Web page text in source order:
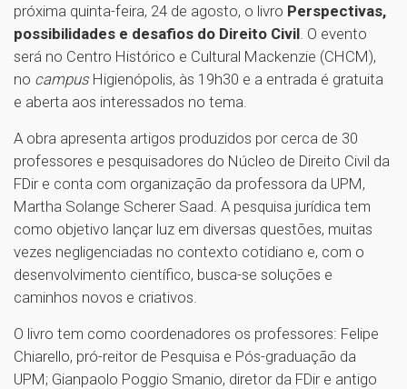
próxima quinta-feira, 24 de agosto, o livro Perspectivas,
possibilidades e desafios do Direito Civil . O evento
será no Centro Histórico e Cultural Mackenzie (CHCM),
no campus Higienópolis, às 19h30 e a entrada é gratuita
e aberta aos interessados no tema.
A obra apresenta artigos produzidos por cerca de 30
professores e pesquisadores do Núcleo de Direito Civil da
FDir e conta com organização da professora da UPM,
Martha Solange Scherer Saad. A pesquisa jurídica tem
como objetivo lançar luz em diversas questões, muitas
vezes negligenciadas no contexto cotidiano e, com o
desenvolvimento científico, busca-se soluções e
caminhos novos e criativos.
O livro tem como coordenadores os professores: Felipe
Chiarello, pró-reitor de Pesquisa e Pós-graduação da
UPM; Gianpaolo Poggio Smanio, diretor da FDir e antigo